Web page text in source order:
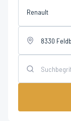
Renault